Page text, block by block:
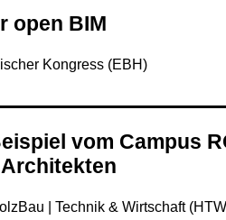
open BIM
Kongress (EBH)
vom Campus
| Technik & Wirtschaft